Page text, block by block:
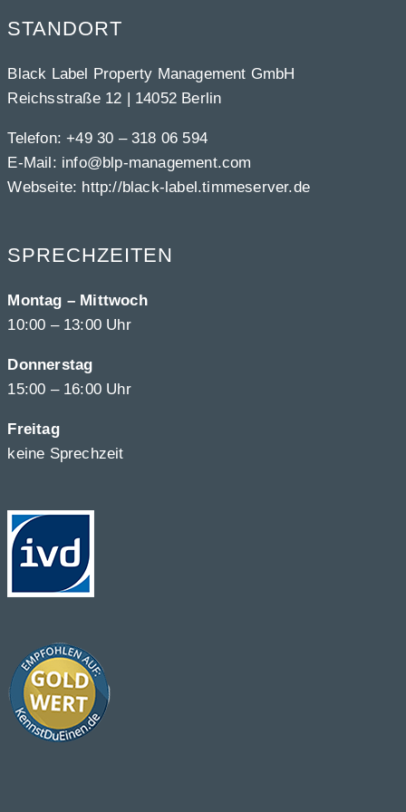
STANDORT
Black Label Property Management GmbH
Reichsstraße 12 | 14052 Berlin
Telefon:+49 30 – 318 06 594
E-Mail: info@blp-management.com
Webseite: http://black-label.timmeserver.de
SPRECHZEITEN
Montag – Mittwoch
10:00 – 13:00 Uhr
Donnerstag
15:00 – 16:00 Uhr
Freitag
keine Sprechzeit